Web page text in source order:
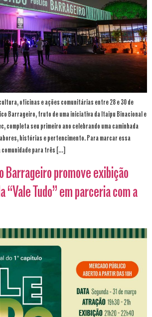
oficinas e ações comunitárias entre 28 e 30 de
Barrageiro, fruto de uma iniciativa da Itaipu Binacional e
completa seu primeiro ano celebrando uma caminhada
histórias e pertencimento. Para marcar essa
comunidade para três […]
Barrageiro promove exibição
“Vale Tudo” em parceria com a